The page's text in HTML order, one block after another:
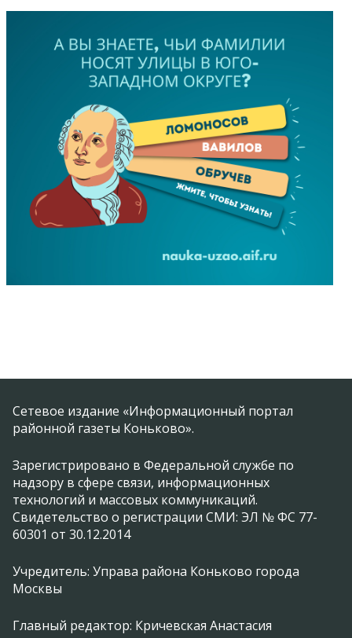
Сетевое издание «Информационный портал
районной газеты Коньково».
Зарегистрировано в Федеральной службе по
надзору в сфере связи, информационных
технологий и массовых коммуникаций.
Свидетельство о регистрации СМИ: ЭЛ № ФС 77-
60301 от 30.12.2014
Учредитель: Управа района Коньково города
Москвы
Главный редактор: Кричевская Анастасия